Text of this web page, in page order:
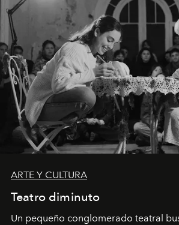
ARTE Y CULTURA
Teatro diminuto
Un pequeño conglomerado teatral